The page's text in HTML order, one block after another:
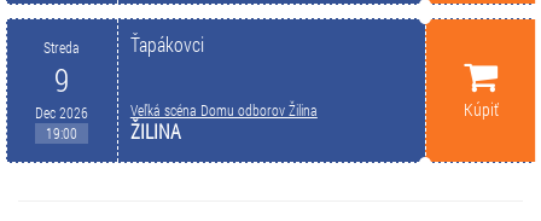
Streda
9
Dec 2026
19:00
Ťapákovci
Veľká scéna Domu odborov Žilina
ŽILINA
Kúpiť